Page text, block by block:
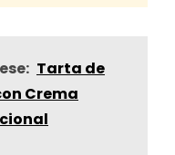
Tarta de
Crema